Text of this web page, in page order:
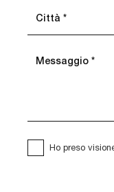
Ho preso